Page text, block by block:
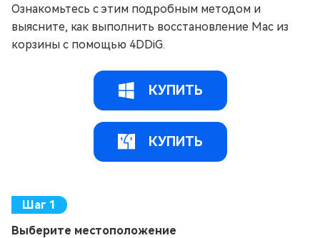
Ознакомьтесь с этим подробным методом и
выясните, как выполнить восстановление Mac из
корзины с помощью 4DDiG.
КУПИТЬ
КУПИТЬ
Выберите местоположение